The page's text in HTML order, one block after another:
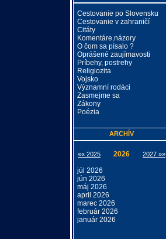
Cestovanie po Slovensku
Cestovanie v zahraničí
Citáty
Komentáre,názory
O čom sa písalo ?
Oprášené zaujímavosti
Príbehy, postrehy
Religiozita
Vojsko
Významní rodáci
Zasmejme sa
Zákony
Poézia
ARCHÍV
«« 2025 2026 2027 »»
júl 2026
jún 2026
máj 2026
april 2026
marec 2026
február 2026
január 2026